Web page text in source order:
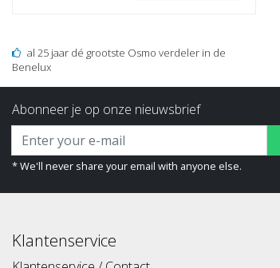
al 25 jaar dé grootste Osmo verdeler in de
Benelux
Abonneer je op onze nieuwsbrief
* We'll never share your email with anyone else.
Klantenservice